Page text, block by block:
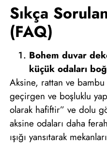
Sıkça
(FAQ)
Bohem duvar
küçük odaları
Aksine, rattan ve
geçirgen ve boşluklu
olarak hafiftir” ve dolu
aksine odaları daha
ışığı yansıtarak